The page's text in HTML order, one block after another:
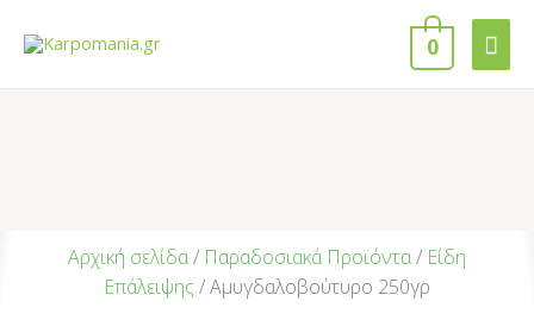
0
Αρχική σελίδα/ Παραδοσιακά Προϊόντα/ Είδη
Επάλειψης / Αμυγδαλοβούτυρο 250γρ